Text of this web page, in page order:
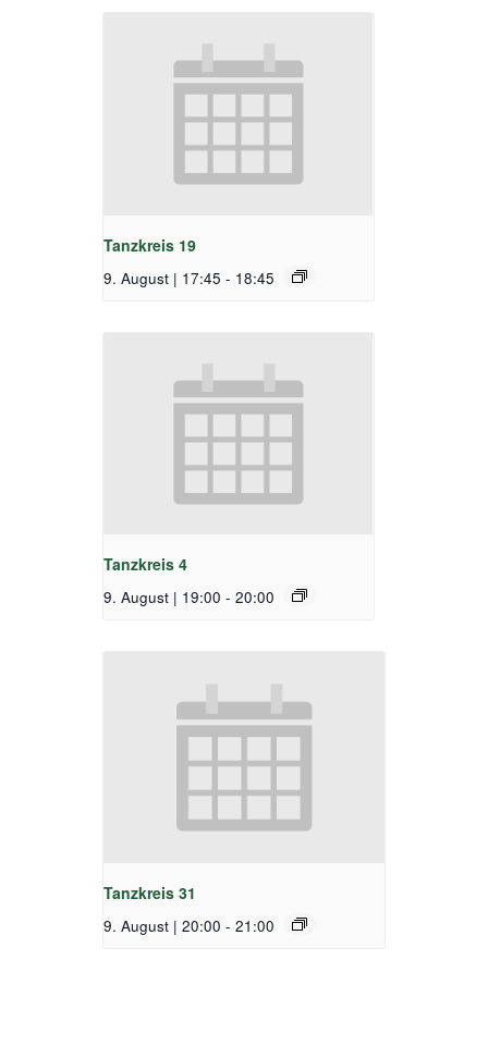
Tanzkreis 19
9. August | 17:45 - 18:45
Tanzkreis 4
9. August | 19:00 - 20:00
Tanzkreis 31
9. August | 20:00 - 21:00